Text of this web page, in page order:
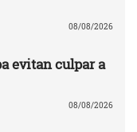
08/08/2026
evitan culpar a
08/08/2026